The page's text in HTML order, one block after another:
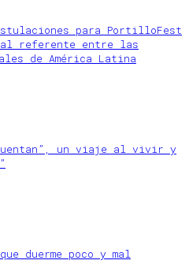
para PortilloFest
referente entre las
de América Latina
un viaje al vivir y
duerme poco y mal